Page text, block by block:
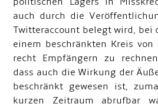
auch durch die
Twitteraccount belegt wird, bei
einem beschränkten Kreis
recht Empfängern zu
dass auch die Wirkung der
beschränkt gewesen ist,
kurzen Zeitraum abrufbar